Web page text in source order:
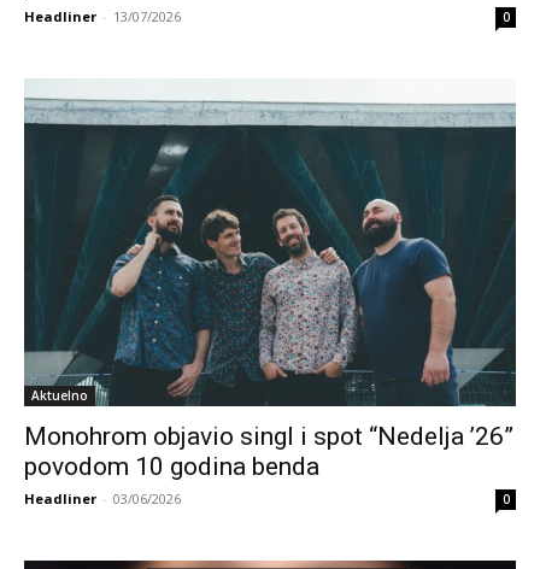
Headliner - 13/07/2026 0
Aktuelno
Monohrom objavio singl i spot “Nedelja ’26”
povodom 10 godina benda
Headliner - 03/06/2026 0